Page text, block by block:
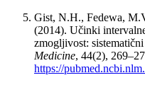
Gist, N.H., Fedewa,
(2014). Učinki
zmogljivost:
Medicine, 44(2),
https://